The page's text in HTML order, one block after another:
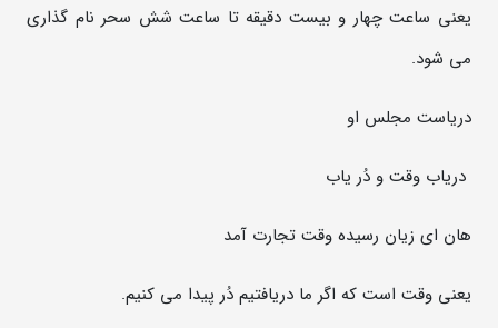
یعنی ساعت چهار و بیست دقیقه تا ساعت شش سحر نام گذاری
می شود.
دریاست مجلس او
دریاب وقت و دُر یاب
هان ای زیان رسیده وقت تجارت آمد
یعنی وقت است که اگر ما دریافتیم دُر پیدا می کنیم.